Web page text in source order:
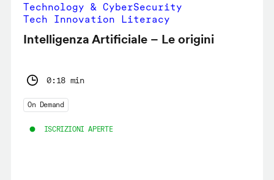
Technology & CyberSecurity
Tech Innovation Literacy
Intelligenza Artificiale – Le origini
0:18 min
On Demand
ISCRIZIONI APERTE